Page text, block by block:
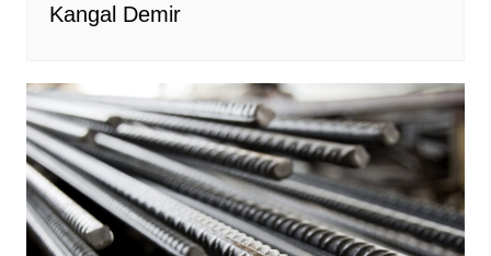
Kangal Demir